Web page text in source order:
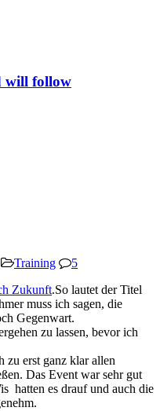
will follow
Training
5
Zukunft.So lautet der Titel
muss ich sagen, die
Gegenwart.
zu lassen, bevor ich
zu erst ganz klar allen
Das Event war sehr gut
hatten es drauf und auch die